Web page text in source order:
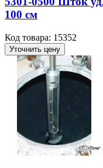
100 см
Код товара: 15352
Уточнить цену